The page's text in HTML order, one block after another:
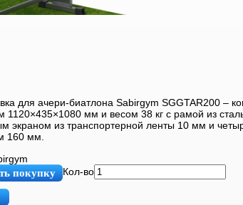
для ачери-биатлона Sabirgym SGGTAR200 –
1120×435×1080 мм и весом 38 кг с рамой из
экраном из транспортерной ленты 10 мм и
160 мм.
Кол-во
покупку